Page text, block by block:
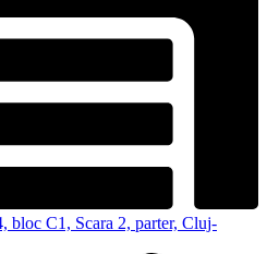
bloc C1, Scara 2, parter, Cluj-